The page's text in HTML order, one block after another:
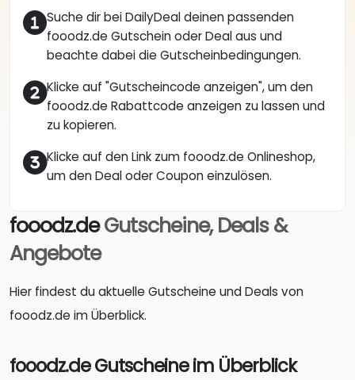
Suche dir bei DailyDeal deinen passenden
fooodz.de Gutschein oder Deal aus und
beachte dabei die Gutscheinbedingungen.
Klicke auf "Gutscheincode anzeigen", um den
fooodz.de Rabattcode anzeigen zu lassen und
zu kopieren.
Klicke auf den Link zum fooodz.de Onlineshop,
um den Deal oder Coupon einzulösen.
fooodz.deGutscheine, Deals &
Angebote
Hier findest du aktuelle Gutscheine und Deals von
fooodz.de im Überblick.
fooodz.de Gutscheine im Überblick